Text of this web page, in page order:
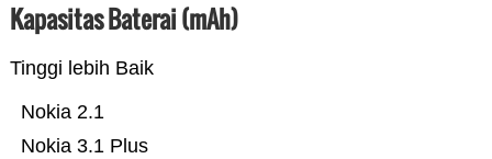
Kapasitas Baterai (mAh)
Tinggi lebih Baik
Nokia 3.1 Plus
Nokia 2.1